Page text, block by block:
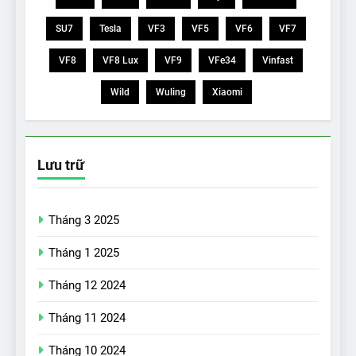
SU7 Tesla VF3 VF5 VF6 VF7
VF8 VF8 Lux VF9 VFe34 Vinfast
Wild Wuling Xiaomi
Lưu trữ
Tháng 3 2025
Tháng 1 2025
Tháng 12 2024
Tháng 11 2024
Tháng 10 2024